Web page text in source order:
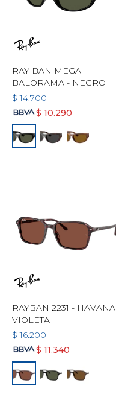
RAY BAN MEGA
BALORAMA - NEGRO
$ 14.700
$ 10.290
RAYBAN 2231 - HAVANA
VIOLETA
$ 16.200
$ 11.340